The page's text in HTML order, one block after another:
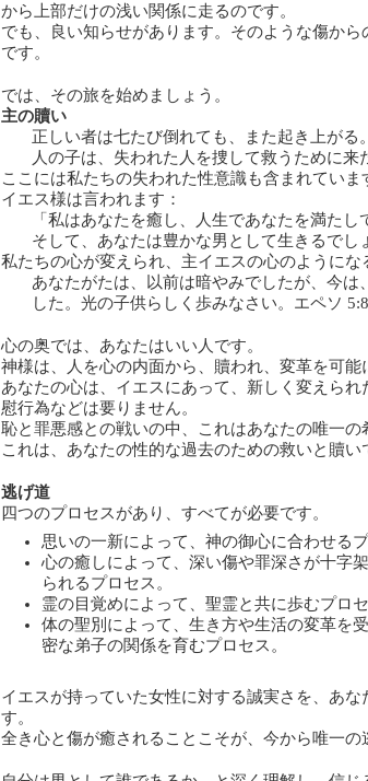
から上部だけの浅い関係に走るのです。
でも、良い知らせがあります。そのような傷から
です。
では、その旅を始めましょう。
主の贖い
正しい者は七たび倒れても、また起き上がる
人の子は、失われた人を捜して救うために来
ここには私たちの失われた性意識も含まれていま
イエス様は言われます：
「私はあなたを癒し、人生であなたを満たし
そして、あなたは豊かな男として生きるでし
私たちの心が変えられ、主イエスの心のようにな
あなたがたは、以前は暗やみでしたが、今は
した。光の子供らしく歩みなさい。エペソ 5:8
心の奥では、あなたはいい人です。
神様は、人を心の内面から、贖われ、変革を可能
あなたの心は、イエスにあって、新しく変えられ
慰行為などは要りません。
恥と罪悪感との戦いの中、これはあなたの唯一の
これは、あなたの性的な過去のための救いと贖い
逃げ道
四つのプロセスがあり、すべてが必要です。
思いの一新によって、神の御心に合わせるプ
心の癒しによって、深い傷や罪深さが十字
られるプロセス。
霊の目覚めによって、聖霊と共に歩むプロセ
体の聖別によって、生き方や生活の変革を
密な弟子の関係を育むプロセス。
イエスが持っていた女性に対する誠実さを、あな
す。
全き心と傷が癒されることこそが、今から唯一の